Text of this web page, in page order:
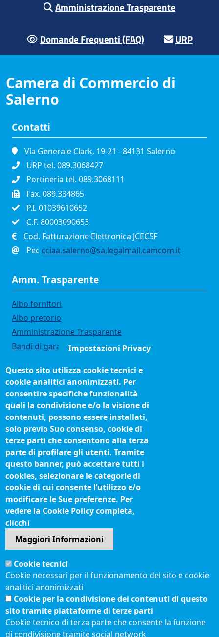
Amministrazione Trasparente
Domande Frequenti (FAQ) URP
Camera di Commercio di
Salerno
Contatti
Via Generale Clark, 19-21 - 84131 Salerno
URP tel. 089.3068427
Portineria tel. 089.3068111
Fax. 089.334865
P.I. 01039610652
C.F. 80003090653
Cod. Fatturazione Elettronica JCEC5F
Pec cciaa.salerno@sa.legalmail.camcom.it
Amm. Trasparente
Albo fornitori
Albo pretorio
Amministrazione Trasparente
Bandi di gara
Concorsi e selezioni
Organigramma
Procedimenti (come fare per)
Siti tematici
Biblioteca camerale
Fatturazione elettronica
IBAN pagamenti alla CCIAA
Questionari soddisfazione utenti
Seguici su
Sito web
Accesso riservato
Mappa del sito
Redazione
Statistiche di accesso
Impostazioni Privacy
Questo sito utilizza cookie tecnici e
cookie analitici anonimizzati. Per
consentire specifiche funzionalità
quali la condivisione e/o la visione di
contenuti, possono essere installati,
solo previo Suo consenso, cookie di
terze parti che consentono alla terza
parte di profilare gli utenti. Tramite
questo banner, può accettare tutti i
cookies, selezionare le categorie di
cookie di cui consente l’utilizzo e/o
modificare le Sue preferenze. Per
vedere la Cookie Policy completa,
clicchi
Maggiori Informazioni
Cookie tecnici
Cookie necessari per il funzionamento del sito e cookie
analitici anonimizzati
Cookie per la condivisione dei contenuti di questo
sito tramite piattaforme di terze parti
Cookie tecnico di terza parte che consente la funzione
di condivisione tramite social network